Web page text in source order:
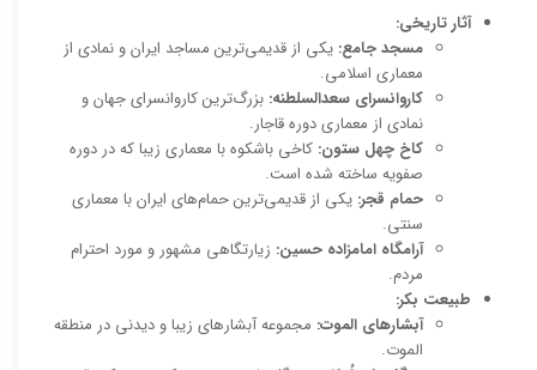
آثار تاریخی:
مسجد جامع: یکی از قدیمی‌ترین مساجد ایران و نمادی از
معماری اسلامی.
کاروانسرای سعدالسلطنه: بزرگ‌ترین کاروانسرای جهان و
نمادی از معماری دوره قاجار.
کاخ چهل ستون: کاخی باشکوه با معماری زیبا که در دوره
صفویه ساخته شده است.
حمام قجر: یکی از قدیمی‌ترین حمام‌های ایران با معماری
سنتی.
آرامگاه امامزاده حسین: زیارتگاهی مشهور و مورد احترام
مردم.
طبیعت بکر:
آبشارهای الموت: مجموعه آبشارهای زیبا و دیدنی در منطقه
الموت.